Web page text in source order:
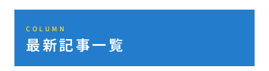
COLUMN
最新記事一覧